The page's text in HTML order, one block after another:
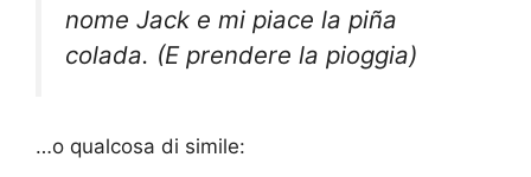
nome Jack e mi piace la piña
colada. (E prendere la pioggia)
…o qualcosa di simile: